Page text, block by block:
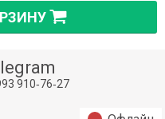
910‑76‑27